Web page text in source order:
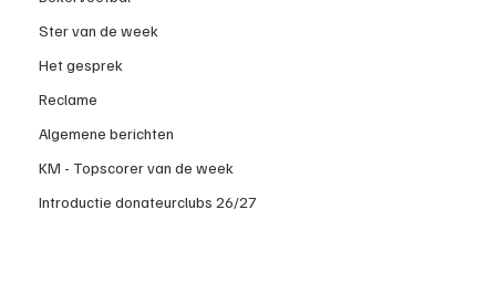
Ster van de week
Het gesprek
Reclame
Algemene berichten
KM - Topscorer van de week
Introductie donateurclubs 26/27